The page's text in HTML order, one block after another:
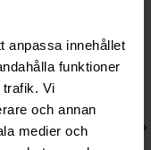
anpassa innehållet
funktioner
Vi
och annan
medier och